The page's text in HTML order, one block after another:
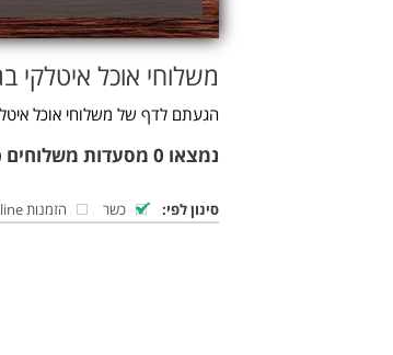
משלוחי אוכל איטלקי
הגעתם לדף של משלוחי אוכל
נמצאו 0 מסעדות משלוחים כשרות של אוכל איטלקי בגדרה
סינון לפי: כשר הזמנות online